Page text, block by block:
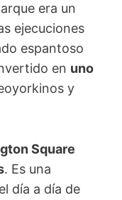
era un
ejecuciones
espantoso
en uno
y
Square
. Es una
día a día de